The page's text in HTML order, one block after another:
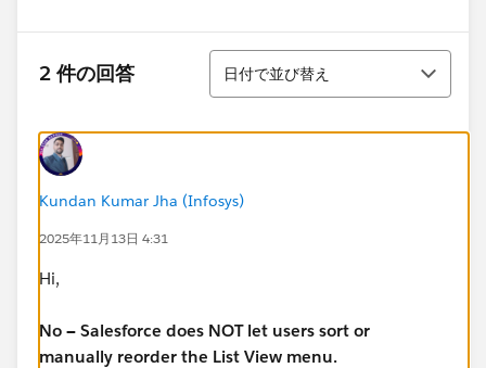
2 件の回答
並び替え
日付で並び替え
Kundan Kumar Jha (Infosys)
2025年11月13日 4:31
Hi,
No — Salesforce does NOT let users sort or
manually reorder the List View menu.